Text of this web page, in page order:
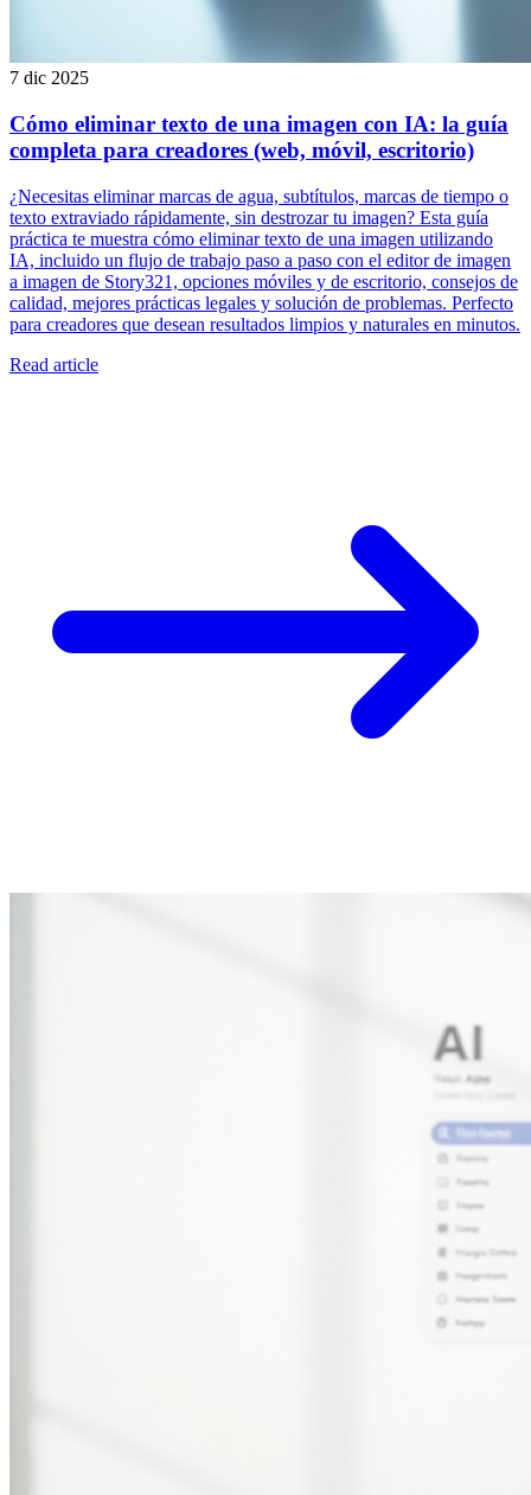
7 dic 2025
Cómo eliminar texto de una imagen con IA: la guía
completa para creadores (web, móvil, escritorio)
¿Necesitas eliminar marcas de agua, subtítulos, marcas de tiempo o
texto extraviado rápidamente, sin destrozar tu imagen? Esta guía
práctica te muestra cómo eliminar texto de una imagen utilizando
IA, incluido un flujo de trabajo paso a paso con el editor de imagen
a imagen de Story321, opciones móviles y de escritorio, consejos de
calidad, mejores prácticas legales y solución de problemas. Perfecto
para creadores que desean resultados limpios y naturales en minutos.
Read article